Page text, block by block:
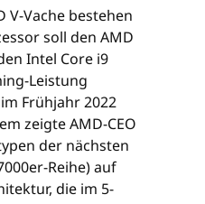
V-Vache bestehen
soll den AMD
Intel Core i9
Leistung
Frühjahr 2022
zeigte AMD-CEO
der nächsten
Reihe) auf
die im 5-